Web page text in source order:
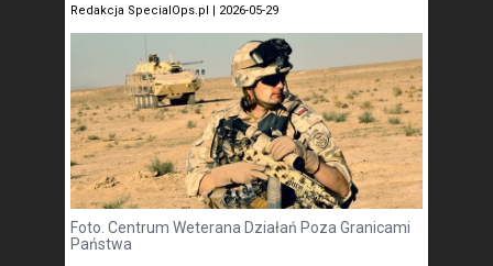
Redakcja SpecialOps.pl | 2026-05-29
Foto. Centrum Weterana Działań Poza Granicami
Państwa